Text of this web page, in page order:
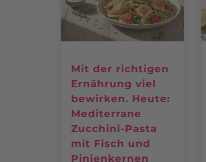
Mit der richtigen
Ernährung viel
bewirken. Heute:
Mediterrane
Zucchini-Pasta
mit Fisch und
Pinienkernen